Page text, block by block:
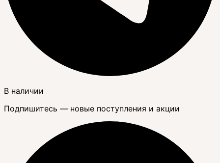
В наличии
Подпишитесь — новые поступления и акции